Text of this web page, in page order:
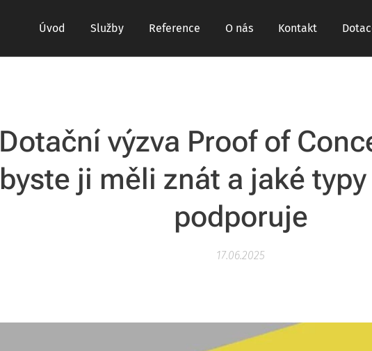
Úvod Služby Reference O nás Kontakt
Dotační výzva Proof of
byste ji měli znát a jaké
podporuje
17.06.2025